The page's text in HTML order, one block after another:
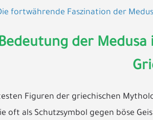
fortwährende Faszination der
der Medusa
Figuren der griechischen
oft als Schutzsymbol gegen böse